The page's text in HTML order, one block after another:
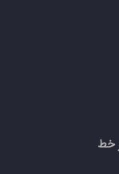
خط